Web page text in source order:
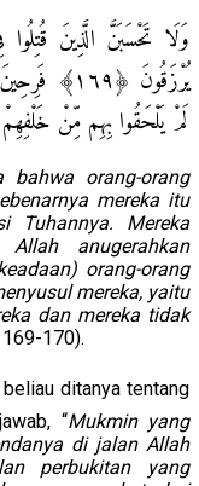
وَلَا تَحْسَبَنَّ الَّذِينَ
يُرْ‌زَقُونَ
لَمْ يَلْحَقُوا بِهِم مِّنْ
bahwa orang-orang
mereka itu
Tuhannya. Mereka
anugerahkan
orang-orang
mereka, yaitu
dan mereka tidak
169-170).
“Mukmin yang
di jalan Allah
perbukitan yang